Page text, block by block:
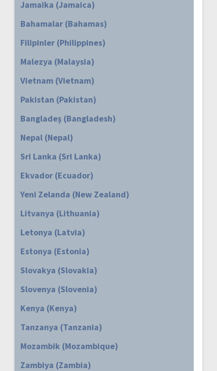
Jamaika (Jamaica)
Bahamalar (Bahamas)
Filipinler (Philippines)
Malezya (Malaysia)
Vietnam (Vietnam)
Pakistan (Pakistan)
Bangladeş (Bangladesh)
Nepal (Nepal)
Sri Lanka (Sri Lanka)
Ekvador (Ecuador)
Yeni Zelanda (New Zealand)
Litvanya (Lithuania)
Letonya (Latvia)
Estonya (Estonia)
Slovakya (Slovakia)
Slovenya (Slovenia)
Kenya (Kenya)
Tanzanya (Tanzania)
Mozambik (Mozambique)
Zambiya (Zambia)